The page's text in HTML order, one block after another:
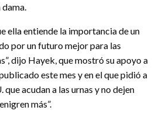
ella entiende la importancia de un
por un futuro mejor para las
dijo Hayek, que mostró su apoyo a
este mes y en el que pidió a
que acudan a las urnas y no dejen
más”.